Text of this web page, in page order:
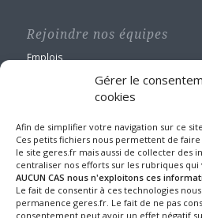
Gérer le
cookies
Afin de simplifier votre navigation sur ce
Ces petits fichiers nous permettent de
le site geres.fr mais aussi de collecter des
centraliser nos efforts sur les rubriques qui
AUCUN CAS nous n'exploitons ces
Le fait de consentir à ces technologies
permanence geres.fr. Le fait de ne pas
consentement peut avoir un effet négatif
Rejoindre nos équipes
Emplois
GERES Restauration
Maison Blanche
1 route de Nangis - BP 60588
77016 MELUN CEDEX